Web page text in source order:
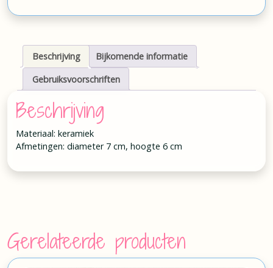
Beschrijving
Bijkomende informatie
Gebruiksvoorschriften
Beschrijving
Materiaal: keramiek
Afmetingen: diameter 7 cm, hoogte 6 cm
Gerelateerde producten